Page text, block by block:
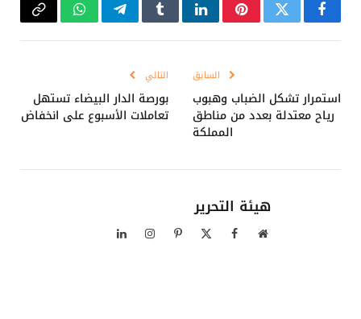
فيسبوكتويتر بينتيريستلينكدإنTumblrتيلقرامواتسابCopy
السابق
استمرار تشكل الضباب وهبوب
رياح معتدلة بعدد من مناطق
المملكة
التالي
بورصة الدار البيضاء تستهل
تعاملات الأسبوع على انخفاض
هيئة التحرير
موقع فيسبوك بينتيريستالانستغراملينكدإن